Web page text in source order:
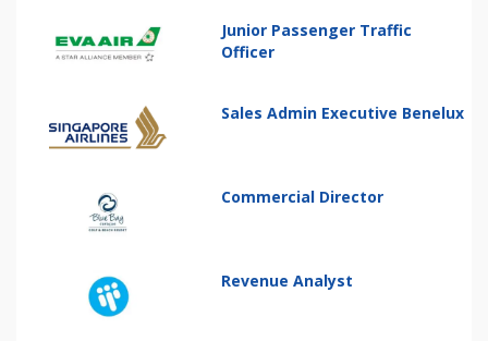
Junior Passenger Traffic
Officer
Sales Admin Executive Benelux
Commercial Director
Revenue Analyst